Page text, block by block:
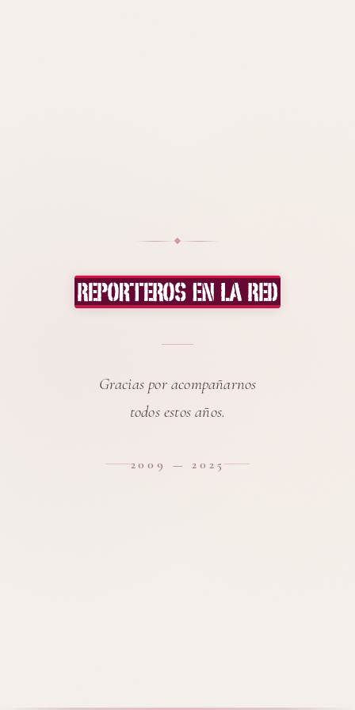
Gracias por acompañarnos
todos estos años.
2009 — 2025